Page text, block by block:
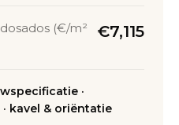
(€/m²
€7,115
·
kavel & oriëntatie